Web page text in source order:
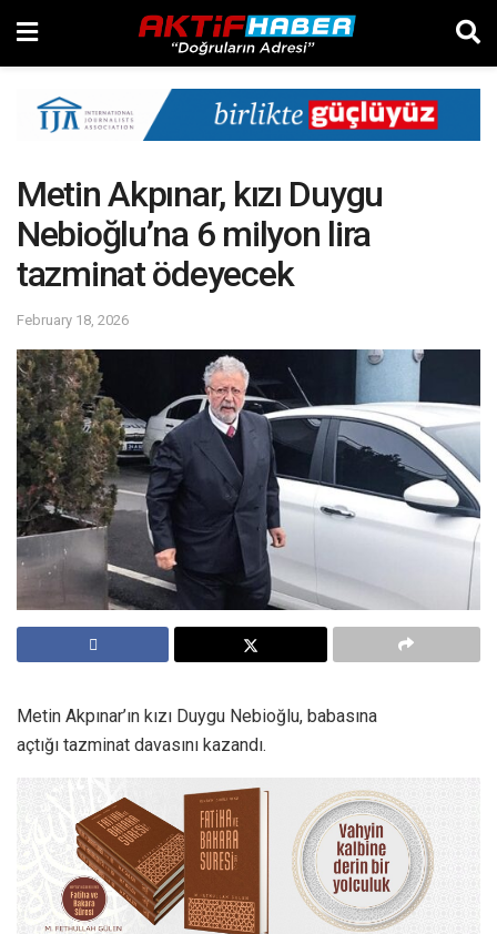
Metin Akpınar, kızı Duygu
Nebioğlu’na 6 milyon lira
tazminat ödeyecek
February 18, 2026
Metin Akpınar’ın kızı Duygu Nebioğlu, babasına
açtığı tazminat davasını kazandı.